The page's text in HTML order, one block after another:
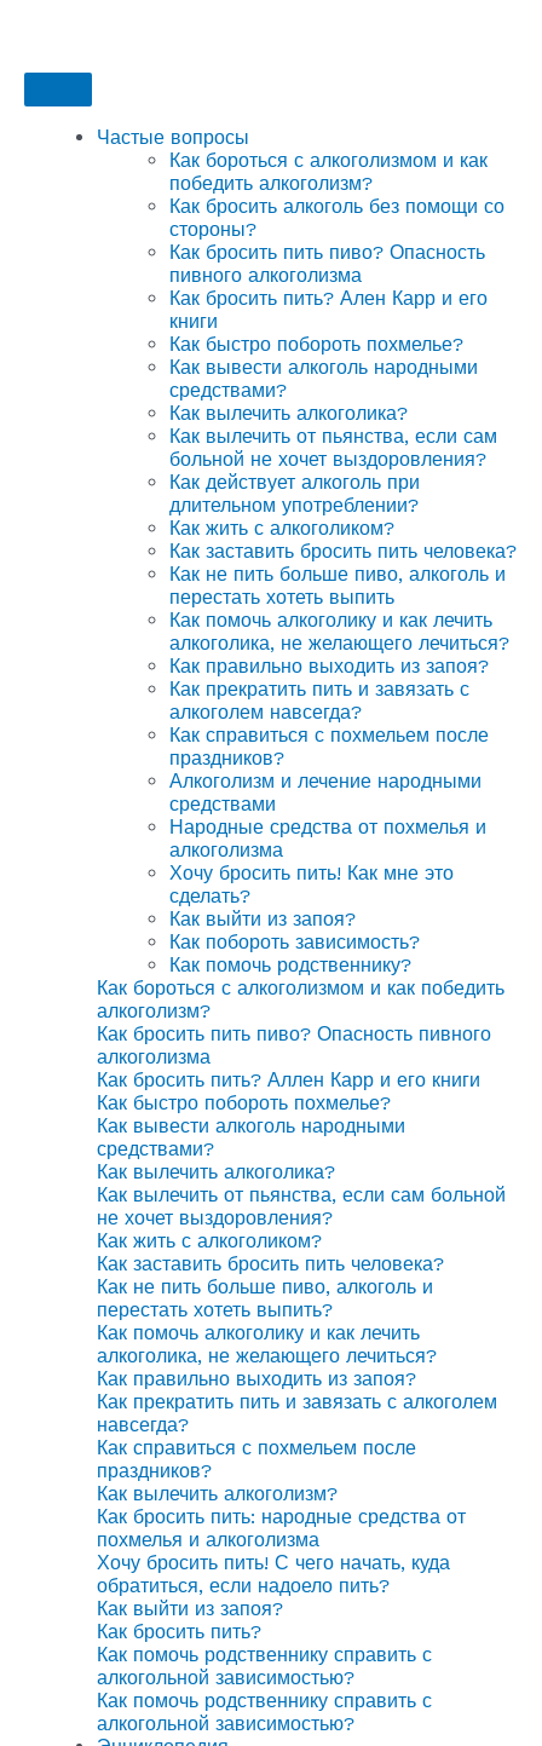
Частые вопросы
Как бороться с алкоголизмом и как
победить алкоголизм?
Как бросить алкоголь без помощи со
стороны?
Как бросить пить пиво? Опасность
пивного алкоголизма
Как бросить пить? Ален Карр и его
книги
Как быстро побороть похмелье?
Как вывести алкоголь народными
средствами?
Как вылечить алкоголика?
Как вылечить от пьянства, если сам
больной не хочет выздоровления?
Как действует алкоголь при
длительном употреблении?
Как жить с алкоголиком?
Как заставить бросить пить человека?
Как не пить больше пиво, алкоголь и
перестать хотеть выпить
Как помочь алкоголику и как лечить
алкоголика, не желающего лечиться?
Как правильно выходить из запоя?
Как прекратить пить и завязать с
алкоголем навсегда?
Как справиться с похмельем после
праздников?
Алкоголизм и лечение народными
средствами
Народные средства от похмелья и
алкоголизма
Хочу бросить пить! Как мне это
сделать?
Как выйти из запоя?
Как побороть зависимость?
Как помочь родственнику?
Как бороться с алкоголизмом и как победить
алкоголизм?
Как бросить пить пиво? Опасность пивного
алкоголизма
Как бросить пить? Аллен Карр и его книги
Как быстро побороть похмелье?
Как вывести алкоголь народными
средствами?
Как вылечить алкоголика?
Как вылечить от пьянства, если сам больной
не хочет выздоровления?
Как жить с алкоголиком?
Как заставить бросить пить человека?
Как не пить больше пиво, алкоголь и
перестать хотеть выпить?
Как помочь алкоголику и как лечить
алкоголика, не желающего лечиться?
Как правильно выходить из запоя?
Как прекратить пить и завязать с алкоголем
навсегда?
Как справиться с похмельем после
праздников?
Как вылечить алкоголизм?
Как бросить пить: народные средства от
похмелья и алкоголизма
Хочу бросить пить! С чего начать, куда
обратиться, если надоело пить?
Как выйти из запоя?
Как бросить пить?
Как помочь родственнику справить с
алкогольной зависимостью?
Как помочь родственнику справить с
алкогольной зависимостью?